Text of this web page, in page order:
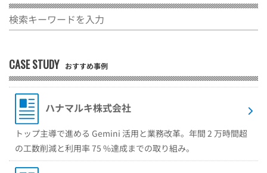
CASE STUDY おすすめ事例
ハナマルキ株式会社
トップ主導で進める Gemini 活用と業務改革。年間 2 万時間超
の工数削減と利用率 75 %達成までの取り組み。